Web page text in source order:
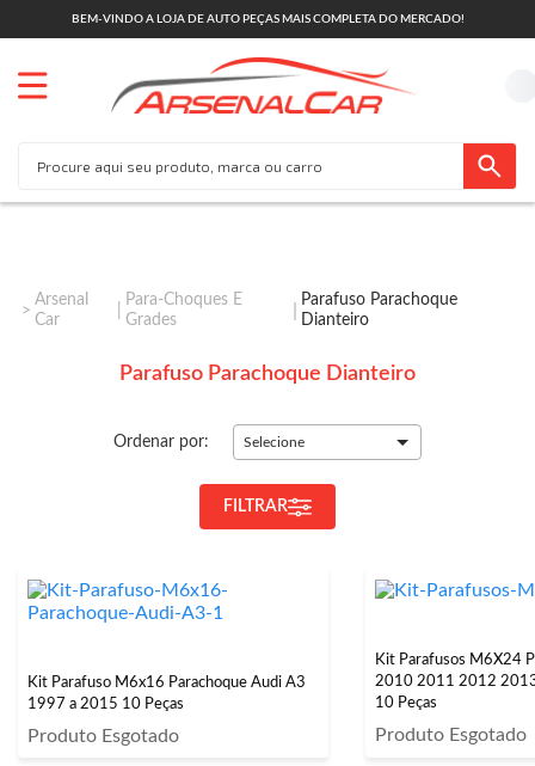
BEM-VINDO A LOJA DE AUTO PEÇAS MAIS COMPLETA DO MERCADO!
Arsenal
Car
Para-Choques E
Grades
Parafuso Parachoque
Dianteiro
Parafuso Parachoque Dianteiro
Ordenar por: Selecione
FILTRAR
Kit Parafuso M6x16 Parachoque Audi A3
1997 a 2015 10 Peças
Produto Esgotado
Kit Parafusos M6X24
2010 2011 2012
10 Peças
Produto Esgotado